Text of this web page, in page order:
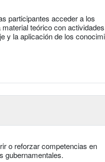
participantes acceder a los
teórico con actividades
y la aplicación de los
o reforzar competencias en
gubernamentales.